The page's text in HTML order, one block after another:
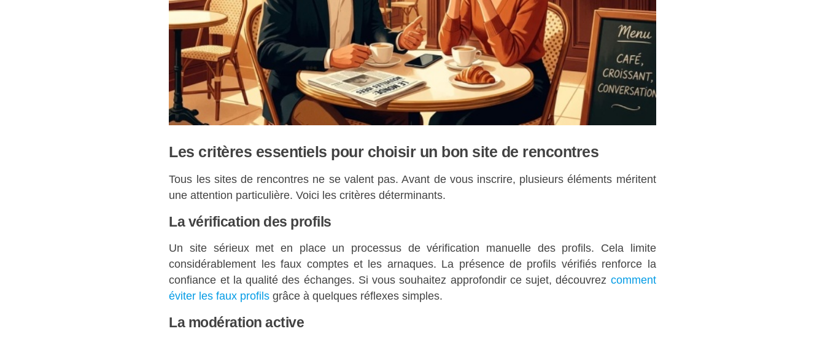
Les critères essentiels pour choisir un bon site de rencontres
Tous les sites de rencontres ne se valent pas. Avant de vous inscrire, plusieurs éléments méritent
une attention particulière. Voici les critères déterminants.
La vérification des profils
Un site sérieux met en place un processus de vérification manuelle des profils. Cela limite
considérablement les faux comptes et les arnaques. La présence de profils vérifiés renforce la
confiance et la qualité des échanges. Si vous souhaitez approfondir ce sujet, découvrez comment
éviter les faux profils grâce à quelques réflexes simples.
La modération active